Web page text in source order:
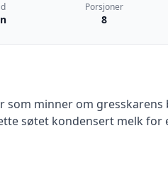
Porsjoner
8
minner om gresskarens
søtet kondensert melk